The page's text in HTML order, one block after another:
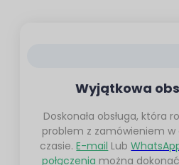
Wyjątkowa
Doskonała obsługa, która
problem z zamówieniem
czasie.E-mail Lub
połączenia można